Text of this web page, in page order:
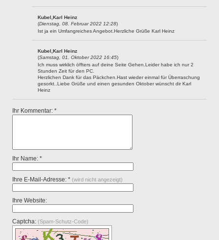
Kubel,Karl Heinz
(Dienstag, 08. Februar 2022 12:28)
Ist ja ein Umfangreiches Angebot.Herzliche Grüße Karl Heinz
Kubel,Karl Heinz
(Samstag, 01. Oktober 2022 16:45)
Ich muss wirklich öffters auf deine Seite Gehen.Leider habe ich nur 2
Stunden Zeit für den PC.
Herzlichen Dank für das Päckchen.Hast wieder einmal für Überraschung
gesorkt..Liebe Grüße und einen gesunden Oktober wünscht dir Karl
Heinz
Ihr Kommentar: *
Ihr Name: *
Ihre E-Mail-Adresse: * (wird nicht angezeigt)
Ihre Website:
Captcha: (Spam-Schutz-Code)